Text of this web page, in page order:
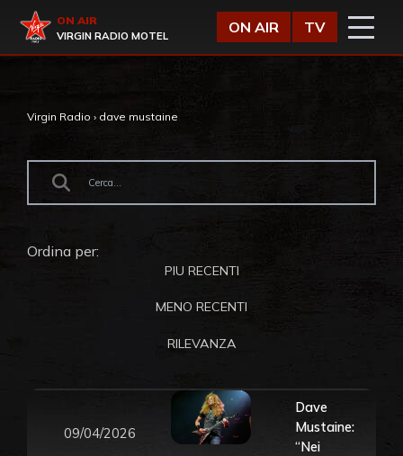
Virgin Radio
ON AIR
VIRGIN RADIO MOTEL
ON AIR TV
Virgin Radio › dave mustaine
Ordina per:
PIU RECENTI
MENO RECENTI
RILEVANZA
09/04/2026
Dave
Mustaine:
“Nei